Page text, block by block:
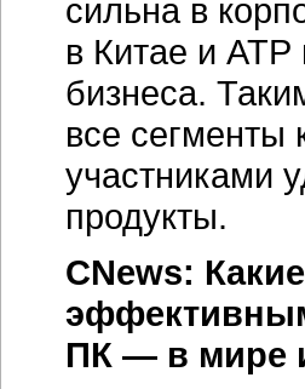
сильна в
в Китае и АТР
бизнеса.
все сегменты
участниками
продукты.
CNews:
ПК — в мире